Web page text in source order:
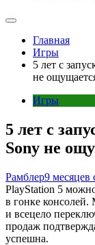
Главная
Игры
5 лет с
не
Игры
5 лет с
Sony не
Рамблер9 месяцев
PlayStation 5
в гонке консолей.
и всецело
продаж
успешна.